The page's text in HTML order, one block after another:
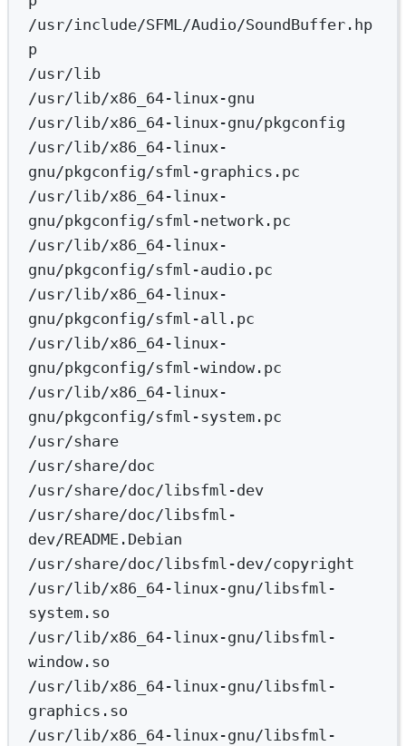
/usr/include/SFML/Audio/SoundBuffer.hp
p
/usr/lib
/usr/lib/x86_64-linux-gnu
/usr/lib/x86_64-linux-gnu/pkgconfig
/usr/lib/x86_64-linux-
gnu/pkgconfig/sfml-graphics.pc
/usr/lib/x86_64-linux-
gnu/pkgconfig/sfml-network.pc
/usr/lib/x86_64-linux-
gnu/pkgconfig/sfml-audio.pc
/usr/lib/x86_64-linux-
gnu/pkgconfig/sfml-all.pc
/usr/lib/x86_64-linux-
gnu/pkgconfig/sfml-window.pc
/usr/lib/x86_64-linux-
gnu/pkgconfig/sfml-system.pc
/usr/share
/usr/share/doc
/usr/share/doc/libsfml-dev
/usr/share/doc/libsfml-
dev/README.Debian
/usr/share/doc/libsfml-dev/copyright
/usr/lib/x86_64-linux-gnu/libsfml-
system.so
/usr/lib/x86_64-linux-gnu/libsfml-
window.so
/usr/lib/x86_64-linux-gnu/libsfml-
graphics.so
/usr/lib/x86_64-linux-gnu/libsfml-